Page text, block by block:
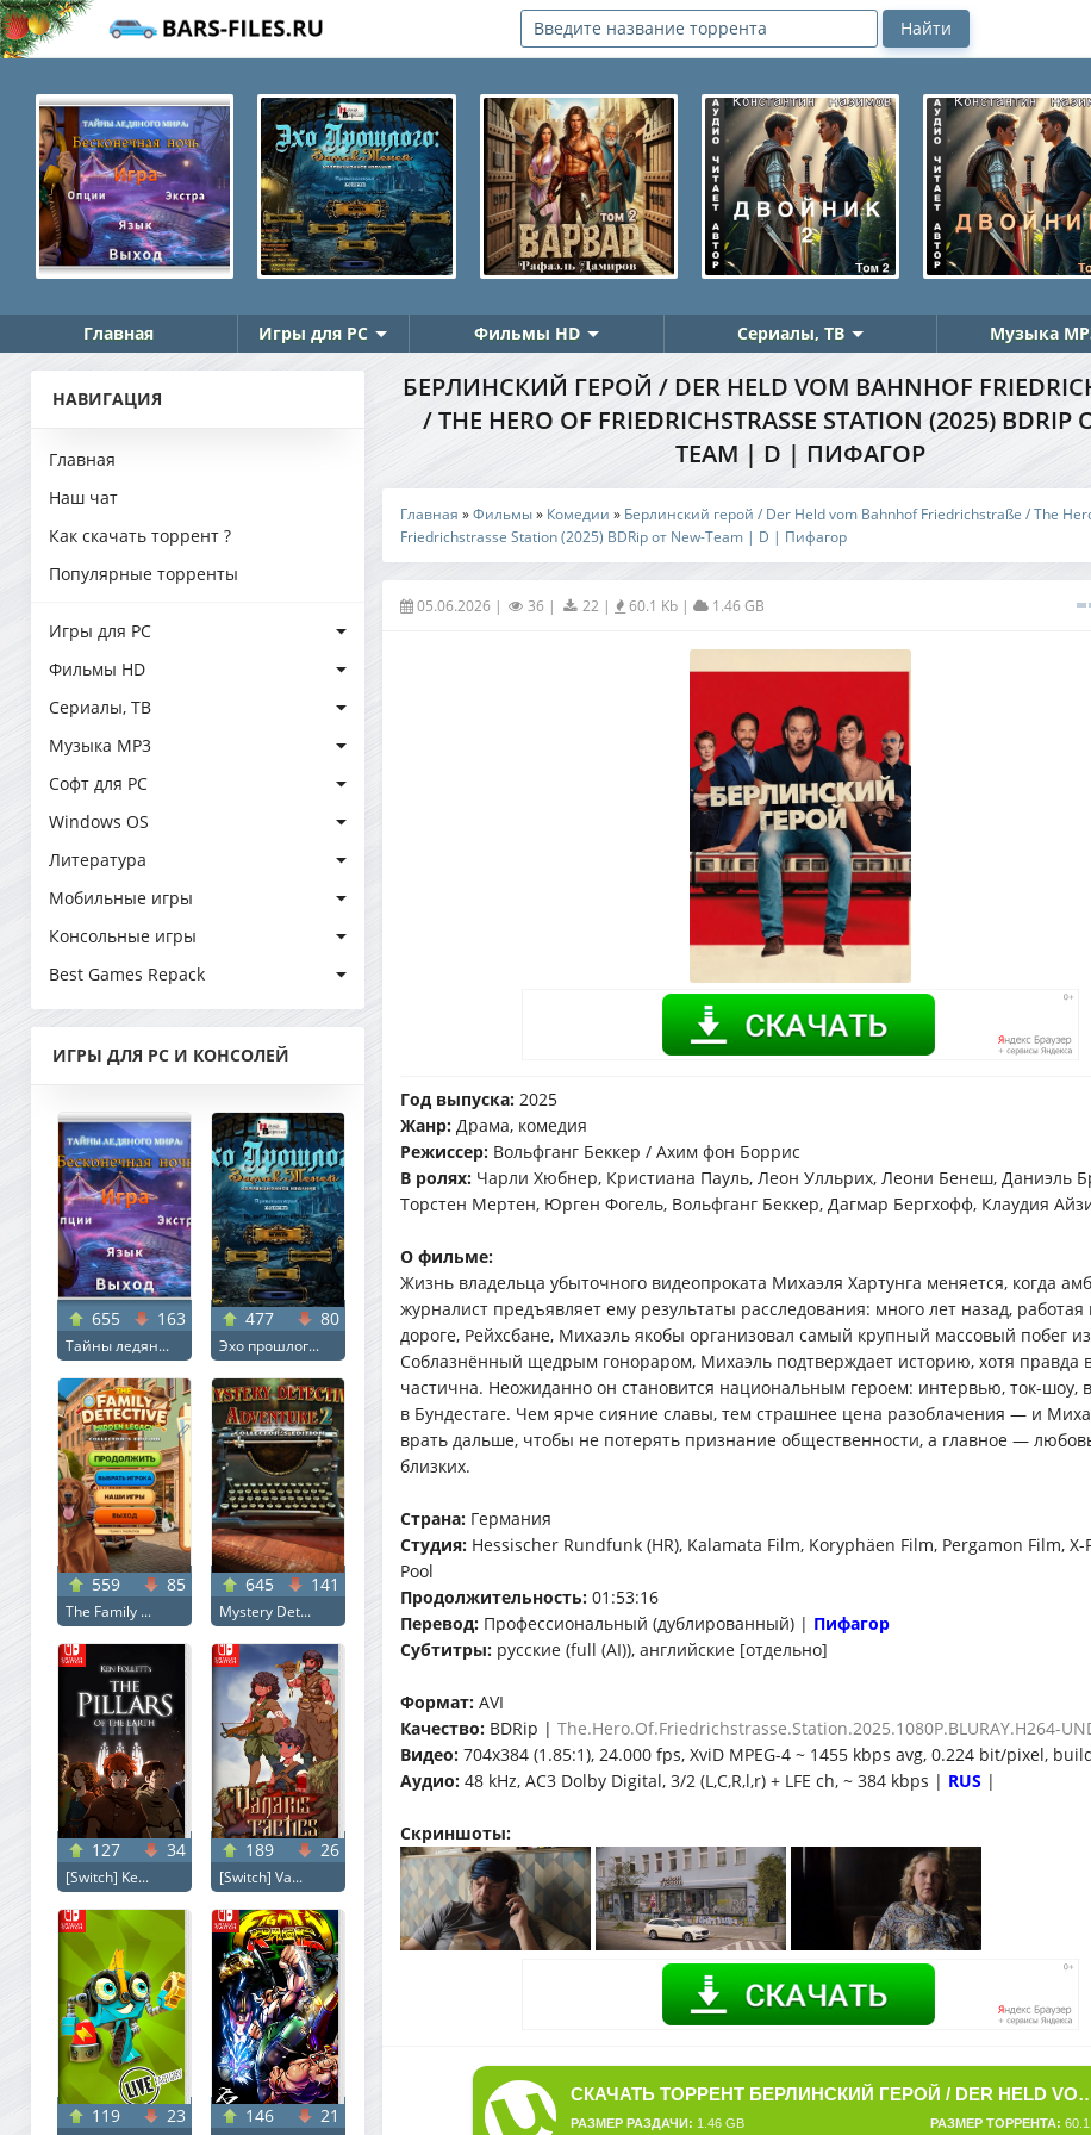
Главная Игры для PC Фильмы HD Сериалы, ТВ Музыка
НАВИГАЦИЯ
Главная
Наш чат
Как скачать торрент ?
Популярные торренты
Игры для PC
Фильмы HD
Сериалы, ТВ
Музыка MP3
Софт для PC
Windows OS
Литература
Мобильные игры
Консольные игры
Best Games Repack
ИГРЫ ДЛЯ PC И КОНСОЛЕЙ
655 163
Тайны ледян...
477 80
Эхо прошлог...
559 85
The Family ...
645 141
Mystery Det...
127 34
[Switch] Ke...
189 26
[Switch] Va...
119 23 146 21
БЕРЛИНСКИЙ ГЕРОЙ / DER HELD VOM BAHNHOF
THE HERO OF FRIEDRICHSTRASSE STATION (2025) BDRIP
EAM | D | ПИФАГОР
Главная »Фильмы» Комедии » Берлинский герой / Der Held vom Bahnhof Friedrichstraße / The
Friedrichstrasse Station (2025) BDRip от New-Team | D | Пифагор
05.06.2026 | 36 | 22 | 60.1 Kb| 1.46 GB
Год выпуска: 2025
Жанр: Драма, комедия
Режиссер: Вольфганг Беккер / Ахим фон Боррис
В ролях: Чарли Хюбнер, Кристиана Пауль, Леон Улльрих, Леони Бенеш, Даниэль
Торстен Мертен, Юрген Фогель, Вольфганг Беккер, Дагмар Бергхофф, Клаудия
О фильме:
Жизнь владельца убыточного видеопроката Михаэля Хартунга меняется, когда
журналист предъявляет ему результаты расследования: много лет назад,
дороге, Рейхсбане, Михаэль якобы организовал самый крупный массовый побег
Соблазнённый щедрым гонораром, Михаэль подтверждает историю, хотя правда
частична. Неожиданно он становится национальным героем: интервью, ток-шоу,
в Бундестаге. Чем ярче сияние славы, тем страшнее цена разоблачения — и
врать дальше, чтобы не потерять признание общественности, а главное —
близких.
Страна: Германия
Студия: Hessischer Rundfunk (HR), Kalamata Film, Koryphäen Film, Pergamon Film,
Pool
Продолжительность: 01:53:16
Перевод: Профессиональный (дублированный) | Пифагор
Субтитры: русские (full (AI)), английские [отдельно]
Формат: AVI
Качество: BDRip | The.Hero.Of.Friedrichstrasse.Station.2025.1080P.BLURAY.H264-
Видео: 704x384 (1.85:1), 24.000 fps, XviD MPEG-4 ~ 1455 kbps avg, 0.224 bit/pixel,
Аудио: 48 kHz, AC3 Dolby Digital, 3/2 (L,C,R,l,r) + LFE ch, ~ 384 kbps | RUS |
Скриншоты:
СКАЧАТЬ ТОРРЕНТ БЕРЛИНСКИЙ ГЕРОЙ / DER HELD VOM BAHNHOF FRIEDRICHSTRASSE / THE HERO
РАЗМЕР ТОРРЕНТА:
РАЗМЕР РАЗДАЧИ: 1.46 GB